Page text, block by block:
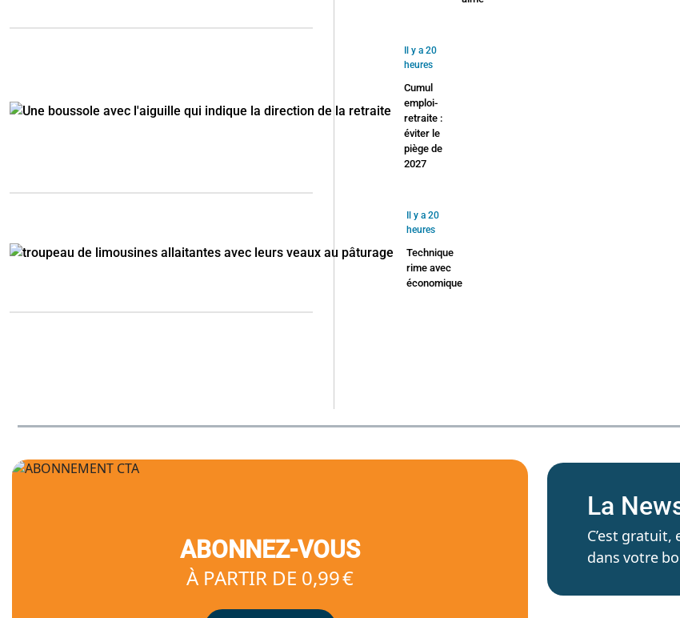
Il y a 20
heures
Cumul
emploi-
retraite :
éviter le
piège de
2027
Il y a 20
heures
Technique
rime avec
économique
ABONNEZ-VOUS
À PARTIR DE 0,99 €
La
C’est gratuit,
dans votre